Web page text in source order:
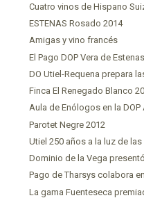
Cuatro vinos de Hispano
ESTENAS Rosado 2014
Amigas y vino francés
El Pago DOP Vera de
DO Utiel-Requena prepara
Finca El Renegado Blanco
Aula de Enólogos en la DOP
Parotet Negre 2012
Utiel 250 años a la luz de las
Dominio de la Vega
Pago de Tharsys colabora
La gama Fuenteseca